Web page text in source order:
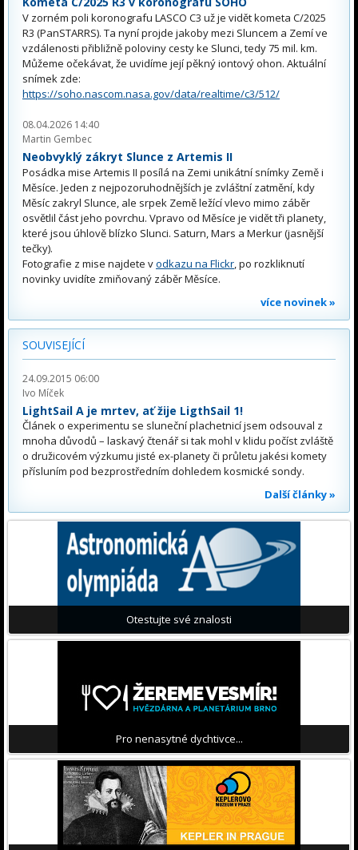
V zorném poli koronografu LASCO C3 už je vidět kometa C/2025
R3 (PanSTARRS). Ta nyní projde jakoby mezi Sluncem a Zemí ve
vzdálenosti přibližně poloviny cesty ke Slunci, tedy 75 mil. km.
Můžeme očekávat, že uvidíme její pěkný iontový ohon. Aktuální
snímek zde:
https://soho.nascom.nasa.gov/data/realtime/c3/512/
08.04.2026 14:40
Martin Gembec
Neobvyklý zákryt Slunce z Artemis II
Posádka mise Artemis II posílá na Zemi unikátní snímky Země i
Měsíce. Jeden z nejpozoruhodnějších je zvláštní zatmění, kdy
Měsíc zakryl Slunce, ale srpek Země ležící vlevo mimo záběr
osvětlil část jeho povrchu. Vpravo od Měsíce je vidět tři planety,
které jsou úhlově blízko Slunci. Saturn, Mars a Merkur (jasnější
tečky).
Fotografie z mise najdete vodkazu na Flickr, po rozkliknutí
novinky uvidíte zmiňovaný záběr Měsíce.
více novinek »
SOUVISEJÍCÍ
24.09.2015 06:00
Ivo Míček
LightSail A je mrtev, ať žije LigthSail 1!
Článek o experimentu se sluneční plachetnicí jsem odsouval z
mnoha důvodů – laskavý čtenář si tak mohl v klidu počíst zvláště
o družicovém výzkumu jisté ex-planety či průletu jakési komety
přísluním pod bezprostředním dohledem kosmické sondy.
Další články »
Otestujte své znalosti
Pro nenasytné dychtivce...